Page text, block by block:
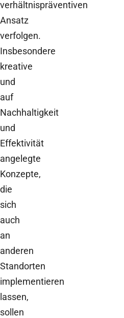
verhältnispräventiven
Ansatz
verfolgen.
Insbesondere
kreative
und
auf
Nachhaltigkeit
und
Effektivität
angelegte
Konzepte,
die
sich
auch
an
anderen
Standorten
implementieren
lassen,
sollen